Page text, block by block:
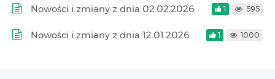
Nowości i zmiany z dnia 02.02.2026 1 595
Nowości i zmiany z dnia 12.01.2026 1 1000